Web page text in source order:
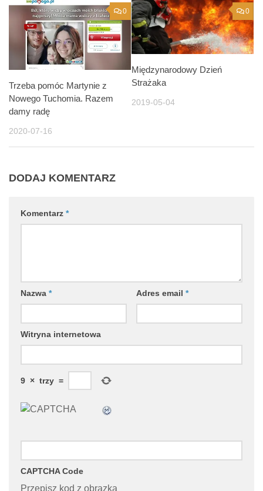
0
Trzeba pomóc Martynie z
Nowego Tuchomia. Razem
damy radę
2020-07-16
0
Międzynarodowy Dzień
Strażaka
2019-05-04
DODAJ KOMENTARZ
Komentarz *
Nazwa * Adres email *
Witryna internetowa
9 × trzy =
CAPTCHA Code
Przepisz kod z obrazka